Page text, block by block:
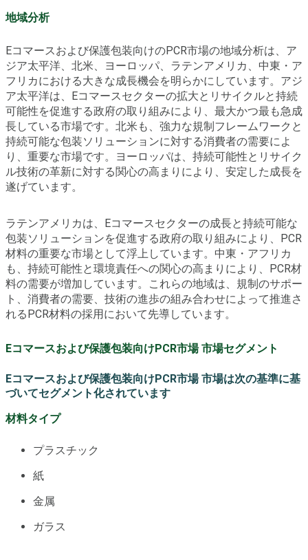
地域分析
Eコマースおよび保護包装向けのPCR市場の地域分析は、ア
ジア太平洋、北米、ヨーロッパ、ラテンアメリカ、中東・ア
フリカにおける大きな成長機会を明らかにしています。アジ
ア太平洋は、Eコマースセクターの拡大とリサイクルと持続
可能性を促進する政府の取り組みにより、最大かつ最も急成
長している市場です。北米も、強力な規制フレームワークと
持続可能な包装ソリューションに対する消費者の需要によ
り、重要な市場です。ヨーロッパは、持続可能性とリサイク
ル技術の革新に対する関心の高まりにより、安定した成長を
遂げています。
ラテンアメリカは、Eコマースセクターの成長と持続可能な
包装ソリューションを促進する政府の取り組みにより、PCR
材料の重要な市場として浮上しています。中東・アフリカ
も、持続可能性と環境責任への関心の高まりにより、PCR材
料の需要が増加しています。これらの地域は、規制のサポー
ト、消費者の需要、技術の進歩の組み合わせによって推進さ
れるPCR材料の採用において先導しています。
Eコマースおよび保護包装向けPCR市場 市場セグメント
Eコマースおよび保護包装向けPCR市場 市場は次の基準に基
づいてセグメント化されています
材料タイプ
プラスチック
紙
金属
ガラス